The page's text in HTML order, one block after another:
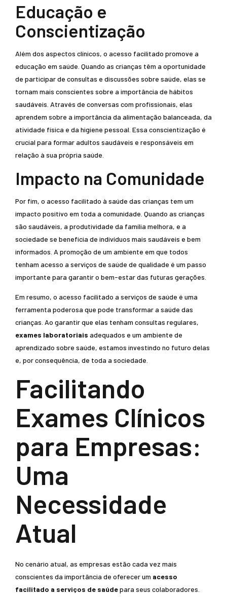
Educação e
Conscientização
Além dos aspectos clínicos, o acesso facilitado promove a
educação em saúde. Quando as crianças têm a oportunidade
de participar de consultas e discussões sobre saúde, elas se
tornam mais conscientes sobre a importância de hábitos
saudáveis. Através de conversas com profissionais, elas
aprendem sobre a importância da alimentação balanceada, da
atividade física e da higiene pessoal. Essa conscientização é
crucial para formar adultos saudáveis e responsáveis em
relação à sua própria saúde.
Impacto na Comunidade
Por fim, o acesso facilitado à saúde das crianças tem um
impacto positivo em toda a comunidade. Quando as crianças
são saudáveis, a produtividade da família melhora, e a
sociedade se beneficia de indivíduos mais saudáveis e bem
informados. A promoção de um ambiente em que todos
tenham acesso a serviços de saúde de qualidade é um passo
importante para garantir o bem-estar das futuras gerações.
Em resumo, o acesso facilitado a serviços de saúde é uma
ferramenta poderosa que pode transformar a saúde das
crianças. Ao garantir que elas tenham consultas regulares,
exames laboratoriais adequados e um ambiente de
aprendizado sobre saúde, estamos investindo no futuro delas
e, por consequência, de toda a sociedade.
Facilitando
Exames Clínicos
para Empresas:
Uma
Necessidade
Atual
No cenário atual, as empresas estão cada vez mais
conscientes da importância de oferecer um acesso
facilitado a serviços de saúdepara seus colaboradores.